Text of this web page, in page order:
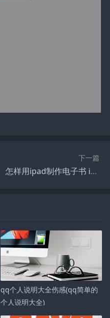
下一篇
怎样用ipad制作电子书 ipad看电子书的方法
qq个人说明大全伤感(qq简单的
个人说明大全)